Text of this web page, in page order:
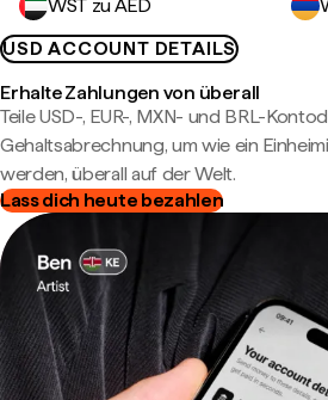
WST zu AED
USD ACCOUNT DETAILS
Erhalte Zahlungen von überall
Teile USD-, EUR-, MXN- und BRL-
Gehaltsabrechnung, um wie ein
werden, überall auf der Welt.
Lass dich heute bezahlen